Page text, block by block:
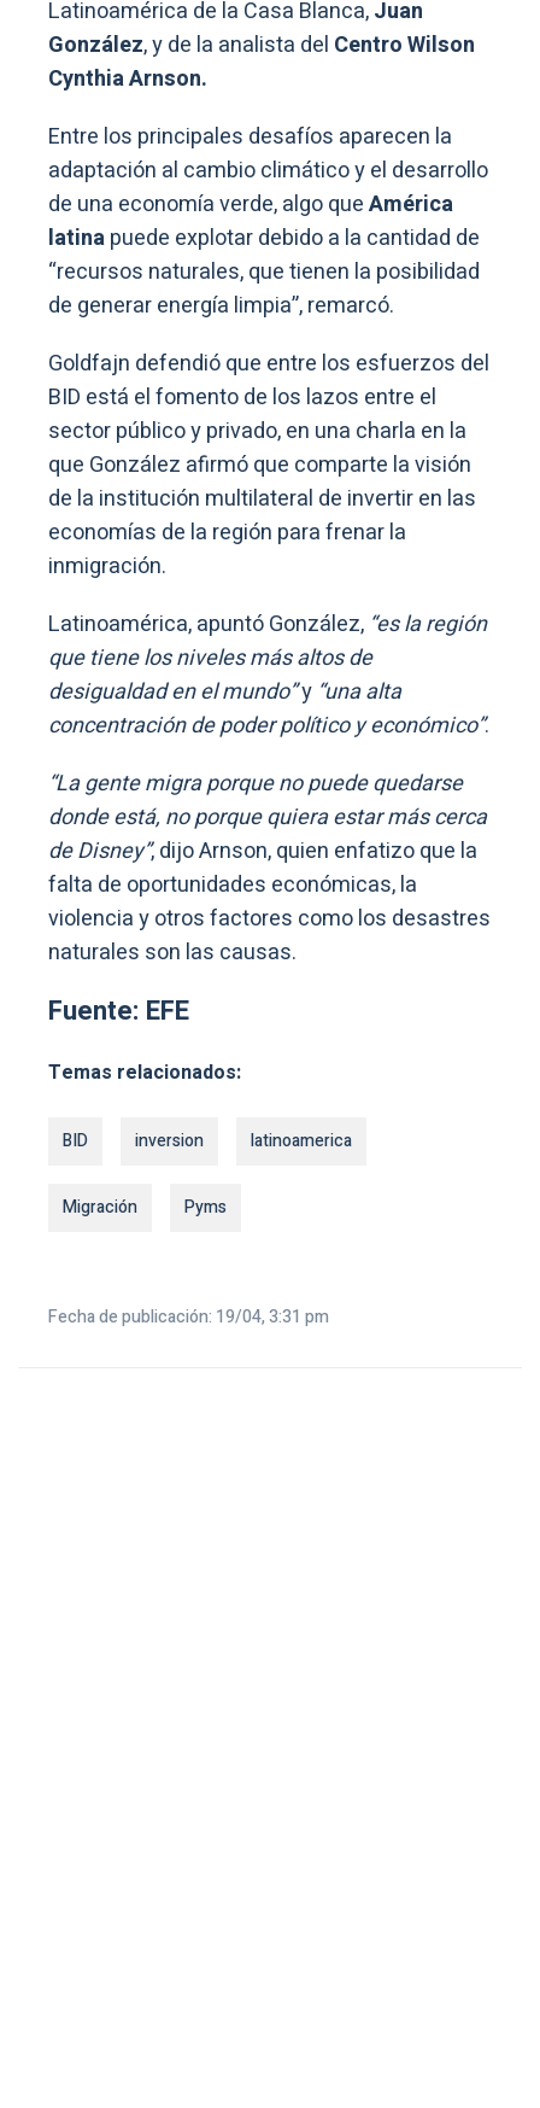
Latinoamérica de la Casa Blanca,Juan
González, y de la analista del Centro Wilson
Cynthia Arnson.
Entre los principales desafíos aparecen la
adaptación al cambio climático y el desarrollo
de una economía verde, algo queAmérica
latinapuede explotar debido a la cantidad de
“recursos naturales, que tienen la posibilidad
de generar energía limpia”, remarcó.
Goldfajn defendió que entre los esfuerzos del
BID está el fomento de los lazos entre el
sector público y privado, en una charla en la
que González afirmó que comparte la visión
de la institución multilateral de invertir en las
economías de la región para frenar la
inmigración.
Latinoamérica, apuntó González, “es la región
que tiene los niveles más altos de
desigualdad en el mundo”y “una alta
concentración de poder político y económico”.
“La gente migra porque no puede quedarse
donde está, no porque quiera estar más cerca
de Disney”, dijo Arnson, quien enfatizo que la
falta de oportunidades económicas, la
violencia y otros factores como los desastres
naturales son las causas.
Fuente: EFE
Temas relacionados:
BID inversion latinoamerica
Migración Pyms
Fecha de publicación: 19/04, 3:31 pm